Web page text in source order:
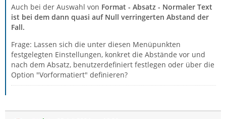
Auch bei der Auswahl von Format - Absatz - Normaler Text
ist bei dem dann quasi auf Null verringerten Abstand der
Fall.
Frage: Lassen sich die unter diesen Menüpunkten
festgelegten Einstellungen, konkret die Abstände vor und
nach dem Absatz, benutzerdefiniert festlegen oder über die
Option "Vorformatiert" definieren?